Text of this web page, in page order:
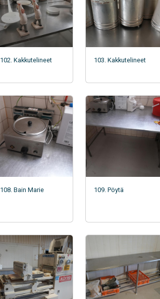
102. Kakkutelineet 103. Kakkutelineet
108. Bain Marie 109. Pöytä